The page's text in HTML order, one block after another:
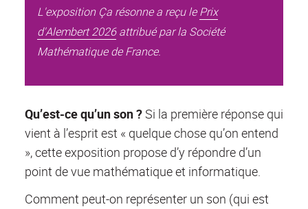
L'exposition Ça résonne a reçu lePrix
d'Alembert 2026attribué par la Société
Mathématique de France.
Qu’est-ce qu’un son ?Si la première réponse qui
vient à l’esprit est « quelque chose qu’on entend
», cette exposition propose d’y répondre d’un
point de vue mathématique et informatique.
Comment peut-on représenter un son (qui est